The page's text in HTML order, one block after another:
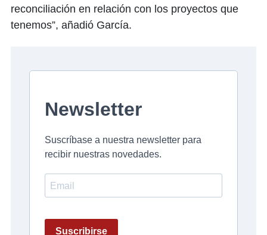
reconciliación en relación con los proyectos que
tenemos”, añadió García.